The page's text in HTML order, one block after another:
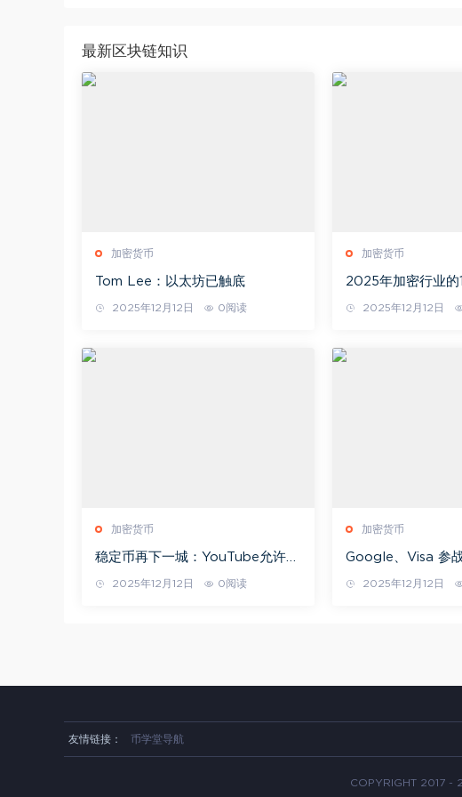
最新区块链知识
加密货币
Tom Lee：以太坊已触底
2025年12月12日 0阅读
加密货币
2025年加密行业的
2025年12月12日
加密货币
稳定币再下一城：YouTube允许内
容创作者以PYUSD接收收入分成
2025年12月12日 0阅读
加密货币
Google、Visa 参
何重塑 AI Agent
2025年12月12日
友情链接： 币学堂导航
COPYRIGHT 2017 -